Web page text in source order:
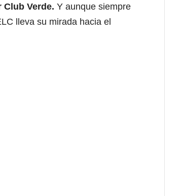
Verde. Y aunque siempre
lleva su mirada hacia el